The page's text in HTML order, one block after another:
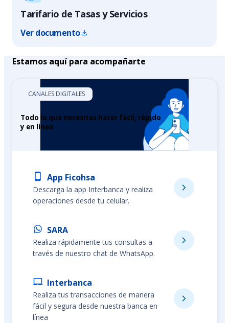
Tarifario de Tasas y Servicios
Ver documento
Estamos aquí para acompañarte
CANALES DIGITALES
Todo lo que necesitas hacer fácil, rápido
y en línea
App Ficohsa
Descarga la app Interbanca y realiza
operaciones desde tu celular.
SARA
Realiza rápidamente tus consultas a
través de nuestro chat de WhatsApp.
Interbanca
Realiza tus transacciones de manera
fácil y segura desde nuestra banca en
línea